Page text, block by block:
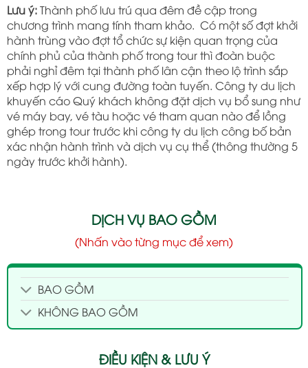
Lưu ý:Thành phố lưu trú qua đêm đề cập trong
chương trình mang tính tham khảo. Có một số đợt khởi
hành trùng vào đợt tổ chức sự kiện quan trọng của
chính phủ của thành phố trong tour thì đoàn buộc
phải nghỉ đêm tại thành phố lân cận theo lộ trình sắp
xếp hợp lý với cung đường toàn tuyến. Công ty du lịch
khuyến cáo Quý khách không đặt dịch vụ bổ sung như
vé máy bay, vé tàu hoặc vé tham quan nào để lồng
ghép trong tour trước khi công ty du lịch công bố bản
xác nhận hành trình và dịch vụ cụ thể (thông thường 5
ngày trước khởi hành).
DỊCH VỤ BAO GỒM
(Nhấn vào từng mục để xem)
BAO GỒM
KHÔNG BAO GỒM
ĐIỀU KIỆN & LƯU Ý